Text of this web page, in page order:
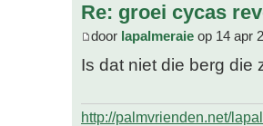
Re: groei cycas
door lapalmeraie op 14 apr
Is dat niet die berg
http://palmvrienden.net/